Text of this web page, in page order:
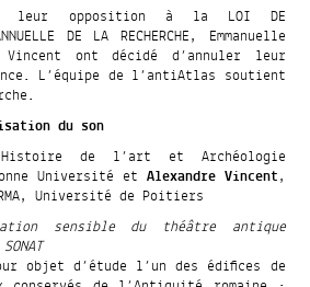
leur opposition à la LOI DE
DE LA RECHERCHE, Emmanuelle
Vincent ont décidé d’annuler leur
L’équipe de l’antiAtlas soutient
du son
de l’art et Archéologie
Université et Alexandre Vincent,
Université de Poitiers
sensible du théâtre antique
objet d’étude l’un des édifices de